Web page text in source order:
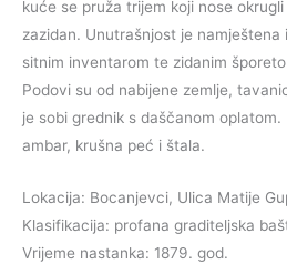
kuće se pruža trijem koji nose
zazidan. Unutrašnjost je namještena
sitnim inventarom te zidanim
Podovi su od nabijene zemlje,
je sobi grednik s daščanom
ambar, krušna peć i štala.
Lokacija: Bocanjevci, Ulica Matije
Klasifikacija: profana graditeljska
Vrijeme nastanka: 1879. god.